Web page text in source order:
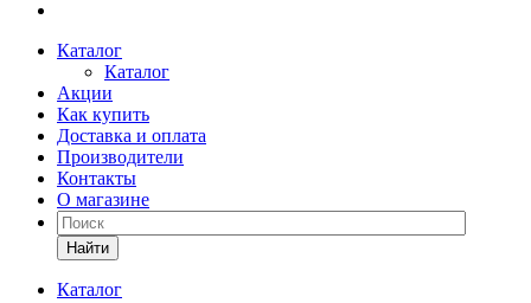
Каталог
Каталог
Акции
Как купить
Доставка и оплата
Производители
Контакты
О магазине
Найти
Каталог